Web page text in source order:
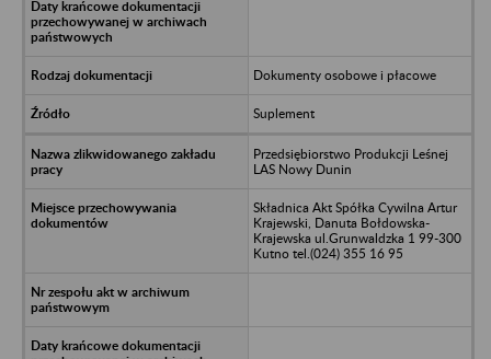
Dokumenty osobowe i płacowe
Suplement
Przedsiębiorstwo Produkcji Leśnej
LAS Nowy Dunin
Składnica Akt Spółka Cywilna Artur
Krajewski, Danuta Bołdowska-
Krajewska ul.Grunwaldzka 1 99-300
Kutno tel.(024) 355 16 95